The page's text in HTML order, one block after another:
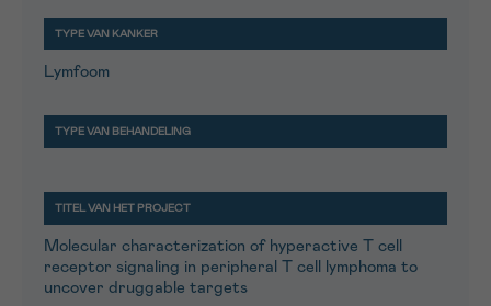
Lymfoom
Molecular characterization of hyperactive T cell
receptor signaling in peripheral T cell lymphoma to
uncover druggable targets